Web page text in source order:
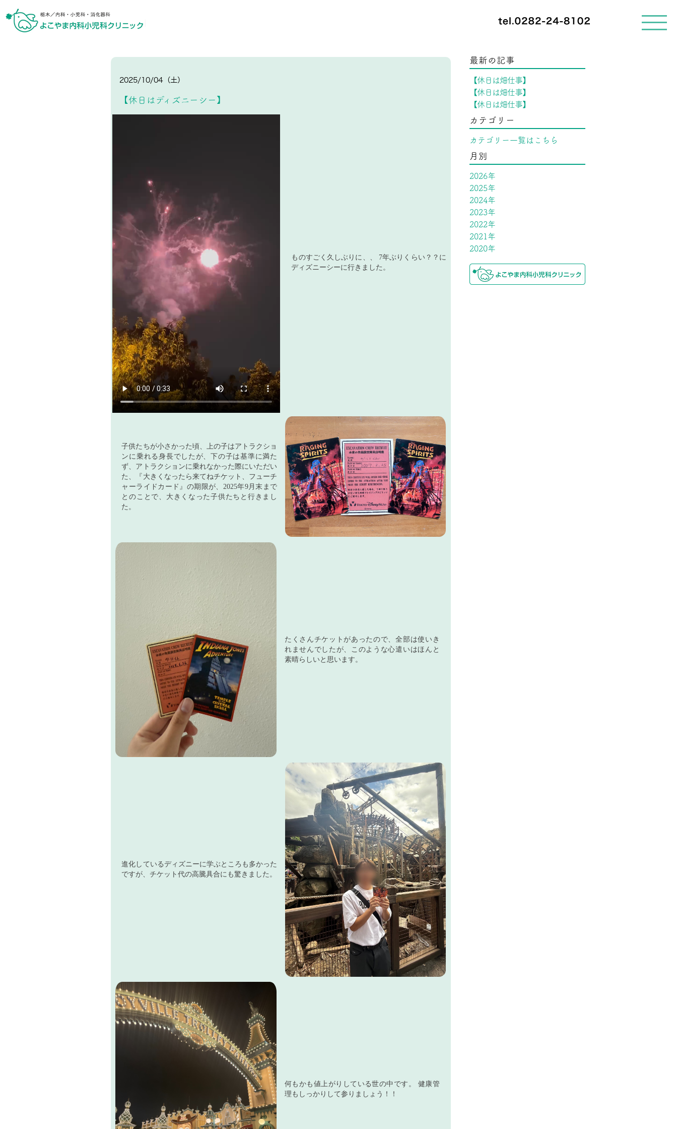
メ
ニ
ュ
2025/10/04（土）
【休日はディズニーシー】
ものすごく久しぶりに、、 7年ぶりくらい？？に
ディズニーシーに行きました。
子供たちが小さかった頃、上の子はアトラクショ
ンに乗れる身長でしたが、下の子は基準に満た
ず、アトラクションに乗れなかった際にいただい
た、『大きくなったら来てねチケット、フューチ
ャーライドカード』の期限が、2025年9月末まで
とのことで、大きくなった子供たちと行きまし
た。
たくさんチケットがあったので、全部は使いき
れませんでしたが、このような心遣いはほんと
素晴らしいと思います。
進化しているディズニーに学ぶところも多かった
ですが、チケット代の高騰具合にも驚きました。
何もかも値上がりしている世の中です。 健康管
理もしっかりして参りましょう！！
最新の記事
【休日は畑仕事】
【休日は畑仕事】
【休日は畑仕事】
カテゴリー
カテゴリー一覧はこちら
月別
2026年
2025年
2024年
2023年
2022年
2021年
2020年